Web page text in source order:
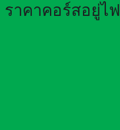
ราคาคอร์สอยู่ไฟ